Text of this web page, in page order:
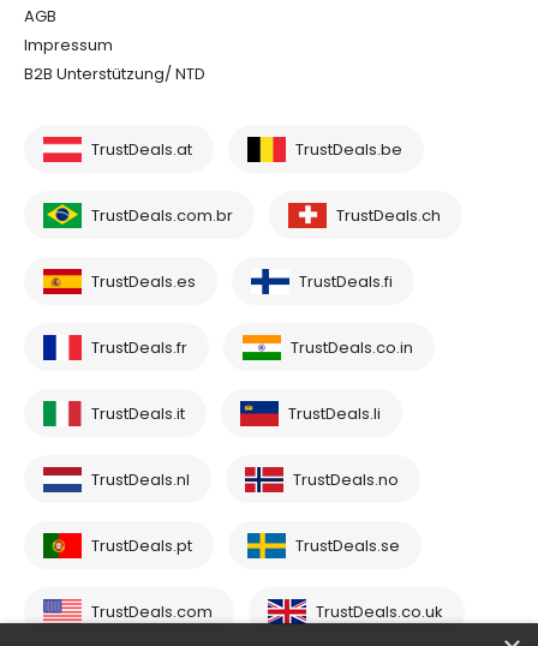
AGB
Impressum
B2B Unterstützung/ NTD
TrustDeals.at TrustDeals.be
TrustDeals.com.br TrustDeals.ch
TrustDeals.es TrustDeals.fi
TrustDeals.fr TrustDeals.co.in
TrustDeals.it TrustDeals.li
TrustDeals.nl TrustDeals.no
TrustDeals.pt TrustDeals.se
TrustDeals.com TrustDeals.co.uk